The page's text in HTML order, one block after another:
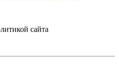
сайта